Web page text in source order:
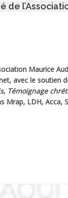
*
de
Maurice
, avec le soutien
, Témoignage
Mrap, LDH, Acca,